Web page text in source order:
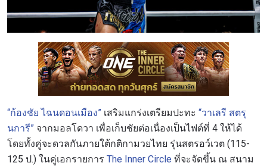
“ก้องชัย ไฉนดอนเมือง” เสริมแกร่งเตรียมปะทะ “วาเลรี สตรุ
นการี” จากมอลโดวา เพื่อเก็บชัยต่อเนื่องเป็นไฟต์ที่ 4 ให้ได้
โดยทั้งคู่จะดวลกันภายใต้กติกามวยไทย รุ่นสตรอว์เวต (115-
125 ป.) ในคู่เอกรายการ The Inner Circle ที่จะจัดขึ้น ณ สนาม